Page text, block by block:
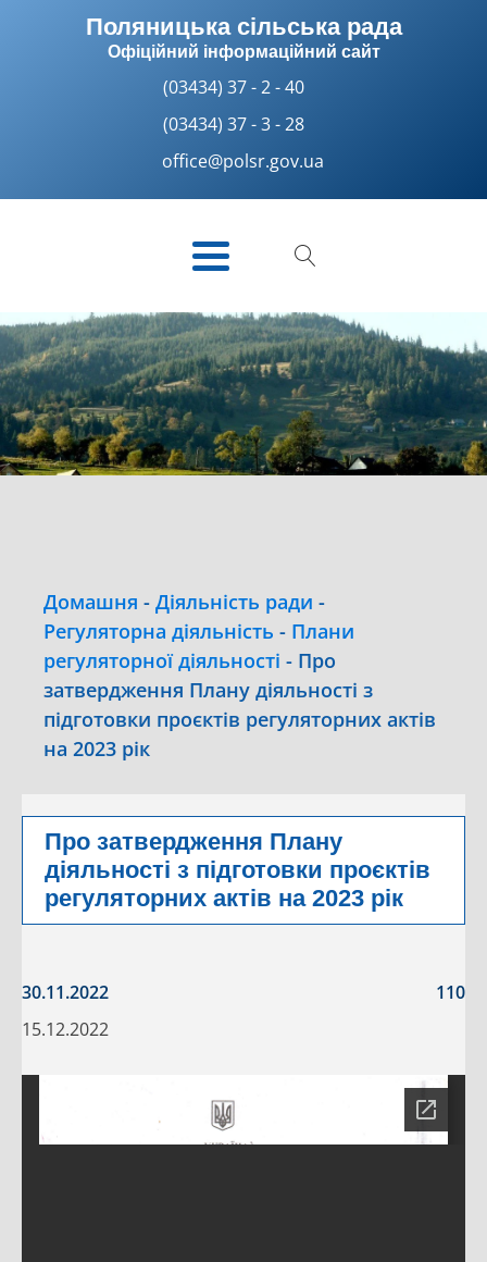
Поляницька сільська рада
Офіційний інформаційний сайт
(03434) 37 - 2 - 40
(03434) 37 - 3 - 28
office@polsr.gov.ua
Домашня - Діяльність ради -
Регуляторна діяльність - Плани
регуляторної діяльності - Про
затвердження Плану діяльності з
підготовки проєктів регуляторних актів
на 2023 рік
Про затвердження Плану
діяльності з підготовки проєктів
регуляторних актів на 2023 рік
30.11.2022
110
15.12.2022